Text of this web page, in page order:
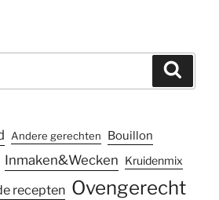
Andere gerechten Bouillon
Inmaken&Wecken Kruidenmix
recepten Ovengerecht